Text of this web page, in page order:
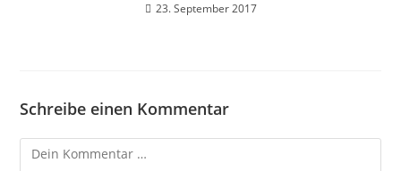
23. September 2017
Schreibe einen Kommentar
Kommentar